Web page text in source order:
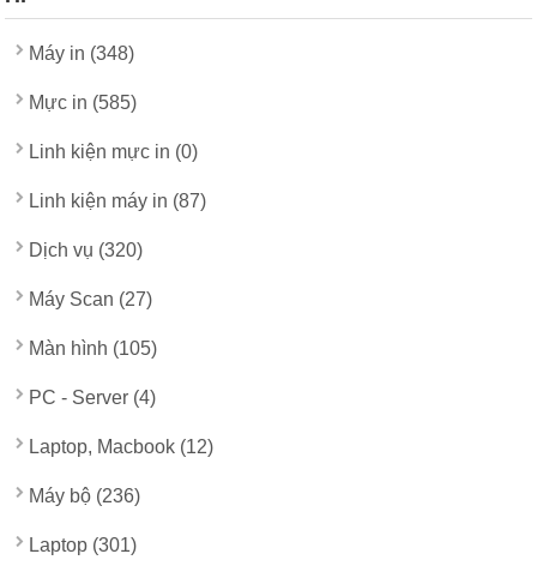
Máy in (348)
Mực in (585)
Linh kiện mực in (0)
Linh kiện máy in (87)
Dịch vụ (320)
Máy Scan (27)
Màn hình (105)
PC - Server (4)
Laptop, Macbook (12)
Máy bộ (236)
Laptop (301)